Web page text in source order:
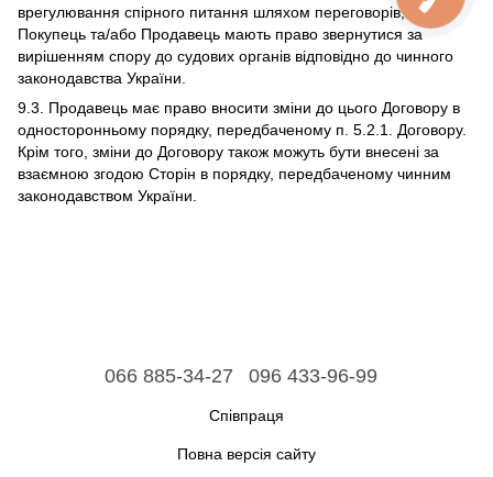
врегулювання спірного питання шляхом переговорів,
Покупець та/або Продавець мають право звернутися за
вирішенням спору до судових органів відповідно до чинного
законодавства України.
9.3. Продавець має право вносити зміни до цього Договору в
односторонньому порядку, передбаченому п. 5.2.1. Договору.
Крім того, зміни до Договору також можуть бути внесені за
взаємною згодою Сторін в порядку, передбаченому чинним
законодавством України.
066 885-34-27 096 433-96-99
Співпраця
Повна версія сайту